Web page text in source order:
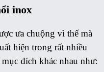
inox
ưa chuộng vì thế mà
hiện trong rất nhiều
đích khác nhau như: